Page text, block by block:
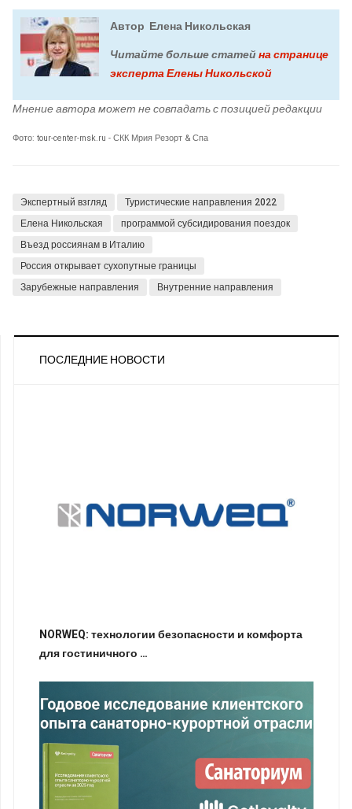
Автор Елена Никольская
Читайте больше статейна странице
эксперта Елены Никольской
Мнение автора может не совпадать с позицией редакции
Фото: tour-center-msk.ru - СКК Мрия Резорт & Спа
Экспертный взгляд
Туристические направления 2022
Елена Никольская
программой субсидирования поездок
Въезд россиянам в Италию
Россия открывает сухопутные границы
Зарубежные направления
Внутренние направления
ПОСЛЕДНИЕ НОВОСТИ
NORWEQ: технологии безопасности и комфорта
для гостиничного …